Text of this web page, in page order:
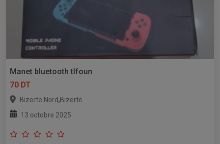
Manet bluetooth tlfoun
70 DT
Bizerte Nord,Bizerte
13 octobre 2025